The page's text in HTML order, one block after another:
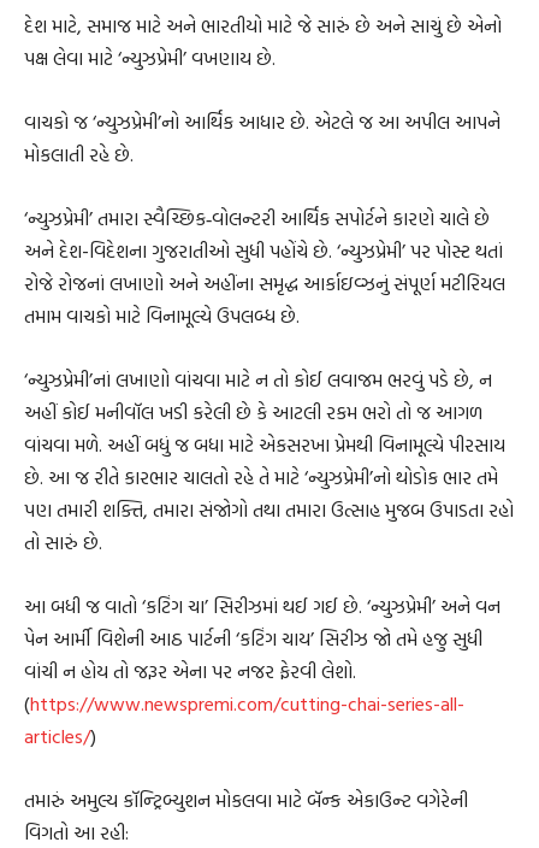
દેશ માટે, સમાજ માટે અને ભારતીયો માટે જે સારું છે અને સાચું છે એનો
પક્ષ લેવા માટે ‘ન્યુઝપ્રેમી’ વખણાય છે.
વાચકો જ ‘ન્યુઝપ્રેમી’નો આર્થિક આધાર છે. એટલે જ આ અપીલ આપને
મોકલાતી રહે છે.
‘ન્યુઝપ્રેમી’ તમારા સ્વૈચ્છિક‐વોલન્ટરી આર્થિક સપોર્ટને કારણે ચાલે છે
અને દેશ-વિદેશના ગુજરાતીઓ સુધી પહોંચે છે. ‘ન્યુઝપ્રેમી’ પર પોસ્ટ થતાં
રોજે રોજનાં લખાણો અને અહીંના સમૃદ્ધ આર્કાઇવ્ઝનું સંપૂર્ણ મટીરિયલ
તમામ વાચકો માટે વિનામૂલ્યે ઉપલબ્ધ છે.
‘ન્યુઝપ્રેમી’નાં લખાણો વાંચવા માટે ન તો કોઈ લવાજમ ભરવું પડે છે, ન
અહીં કોઈ મનીવૉલ ખડી કરેલી છે કે આટલી રકમ ભરો તો જ આગળ
વાંચવા મળે. અહીં બધું જ બધા માટે એકસરખા પ્રેમથી વિનામૂલ્યે પીરસાય
છે. આ જ રીતે કારભાર ચાલતો રહે તે માટે ‘ન્યુઝપ્રેમી’નો થોડોક ભાર તમે
પણ તમારી શક્તિ, તમારા સંજોગો તથા તમારા ઉત્સાહ મુજબ ઉપાડતા રહો
તો સારું છે.
આ બધી જ વાતો ‘કટિંગ ચા’ સિરીઝમાં થઈ ગઈ છે. ‘ન્યુઝપ્રેમી’ અને વન
પેન આર્મી વિશેની આઠ પાર્ટની ‘કટિંગ ચાય’ સિરીઝ જો તમે હજુ સુધી
વાંચી ન હોય તો જરૂર એના પર નજર ફેરવી લેશો.
(https://www.newspremi.com/cutting-chai-series-all-
articles/)
તમારું અમુલ્ય કૉન્ટ્રિબ્યુશન મોકલવા માટે બૅન્ક એકાઉન્ટ વગેરેની
વિગતો આ રહી: